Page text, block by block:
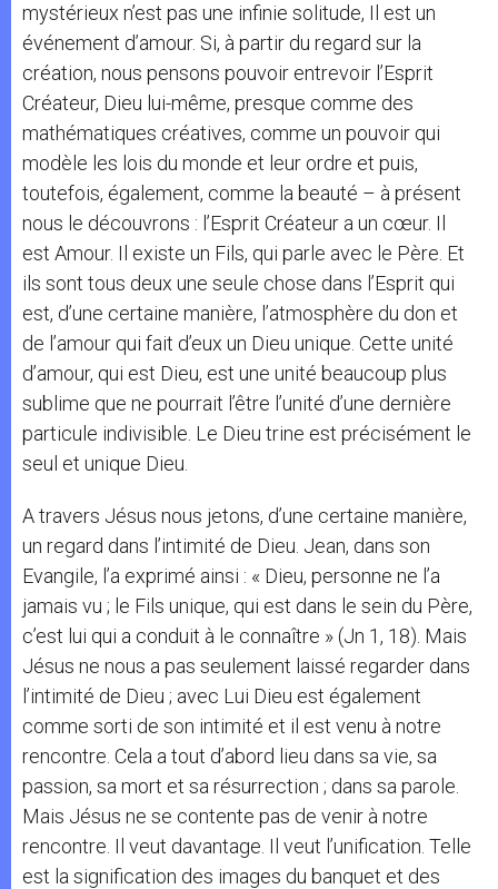
mystérieux n’est pas une infinie solitude, Il est un
événement d’amour. Si, à partir du regard sur la
création, nous pensons pouvoir entrevoir l’Esprit
Créateur, Dieu lui-même, presque comme des
mathématiques créatives, comme un pouvoir qui
modèle les lois du monde et leur ordre et puis,
toutefois, également, comme la beauté – à présent
nous le découvrons : l’Esprit Créateur a un cœur. Il
est Amour. Il existe un Fils, qui parle avec le Père. Et
ils sont tous deux une seule chose dans l’Esprit qui
est, d’une certaine manière, l’atmosphère du don et
de l’amour qui fait d’eux un Dieu unique. Cette unité
d’amour, qui est Dieu, est une unité beaucoup plus
sublime que ne pourrait l’être l’unité d’une dernière
particule indivisible. Le Dieu trine est précisément le
seul et unique Dieu.
A travers Jésus nous jetons, d’une certaine manière,
un regard dans l’intimité de Dieu. Jean, dans son
Evangile, l’a exprimé ainsi : « Dieu, personne ne l’a
jamais vu ; le Fils unique, qui est dans le sein du Père,
c’est lui qui a conduit à le connaître » (Jn 1, 18). Mais
Jésus ne nous a pas seulement laissé regarder dans
l’intimité de Dieu ; avec Lui Dieu est également
comme sorti de son intimité et il est venu à notre
rencontre. Cela a tout d’abord lieu dans sa vie, sa
passion, sa mort et sa résurrection ; dans sa parole.
Mais Jésus ne se contente pas de venir à notre
rencontre. Il veut davantage. Il veut l’unification. Telle
est la signification des images du banquet et des